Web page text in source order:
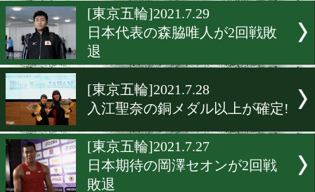
がんばれ入江聖奈!8月3日(
決勝進出!
[東京五輪]2021.7.31
東京オリンピック田中亮明
準々決勝進出!
[東京五輪]2021.7.29
並木月海が準々決勝へ